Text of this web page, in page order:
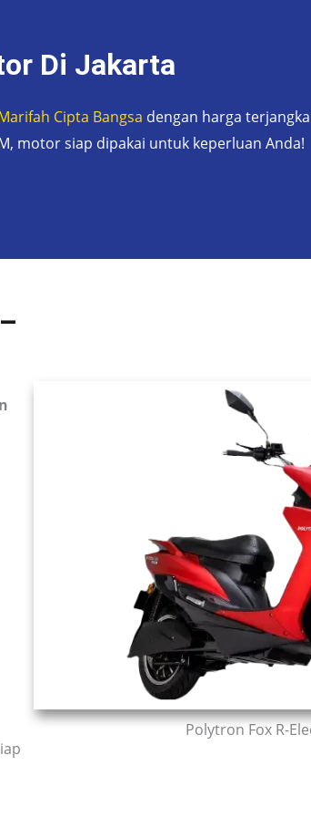
Di Jakarta
Cipta Bangsa dengan harga
motor siap dipakai untuk keperluan Anda!
Polytron Fox R-